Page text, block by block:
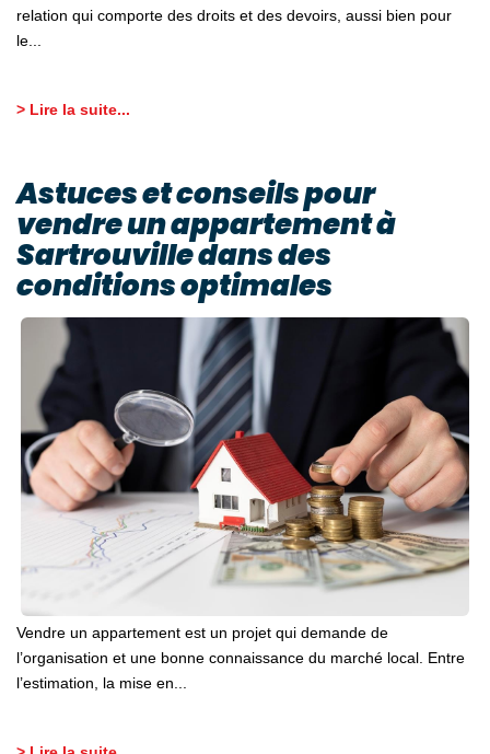
relation qui comporte des droits et des devoirs, aussi bien pour
le...
> Lire la suite...
Astuces et conseils pour
vendre un appartement à
Sartrouville dans des
conditions optimales
Vendre un appartement est un projet qui demande de
l’organisation et une bonne connaissance du marché local. Entre
l’estimation, la mise en...